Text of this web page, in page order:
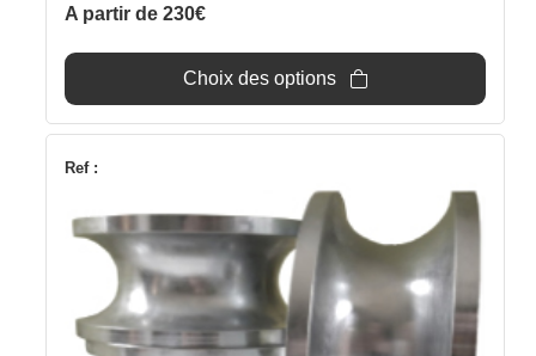
A partir de 230€
Choix des options
produit
Ref :
Ce
a
plusieurs
variations.
Les
options